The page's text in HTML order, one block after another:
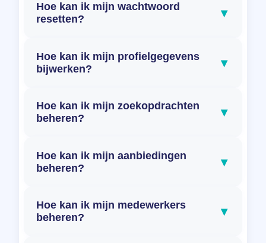
Hoe kan ik mijn wachtwoord
resetten?
▾
Hoe kan ik mijn profielgegevens
bijwerken?
▾
Hoe kan ik mijn zoekopdrachten
beheren?
▾
Hoe kan ik mijn aanbiedingen
beheren?
▾
Hoe kan ik mijn medewerkers
beheren?
▾